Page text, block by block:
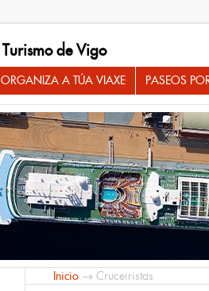
Turismo de Vigo
ORGANIZA A TÚA VIAXE PASEOS
Inicio → Cruceiristas